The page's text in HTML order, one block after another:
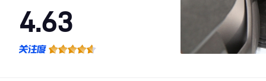
4.63